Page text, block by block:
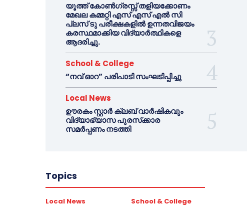
യൂത്ത് കോൺഗ്രസ്സ് തളിയക്കോണം
മേഖല കമ്മറ്റി എസ് എസ് എൽ സി
പ്ലസ് ടു പരീക്ഷകളിൽ ഉന്നതവിജയം
കരസ്ഥമാക്കിയ വിദ്യാർത്ഥികളെ
ആദരിച്ചു.
School & College
“നവ് ഓറ” പരിപാടി സംഘടിപ്പിച്ചു
Local News
ഊരകം സ്റ്റാർ ക്ലബ് വാർഷികവും
വിദ്യാഭ്യാസ പുരസ്‌ക്കാര
സമർപ്പണം നടത്തി
Topics
Local News School & College